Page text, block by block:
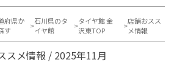
府県か
す
石川県のタ
イヤ館
タイヤ館 金
沢東TOP
店舗おスス
メ情報
スメ情報 / 2025年11月